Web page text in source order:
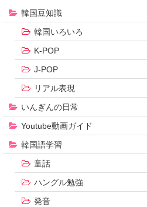
韓国豆知識
韓国いろいろ
K-POP
J-POP
リアル表現
いんぎんの日常
Youtube動画ガイド
韓国語学習
童話
ハングル勉強
発音